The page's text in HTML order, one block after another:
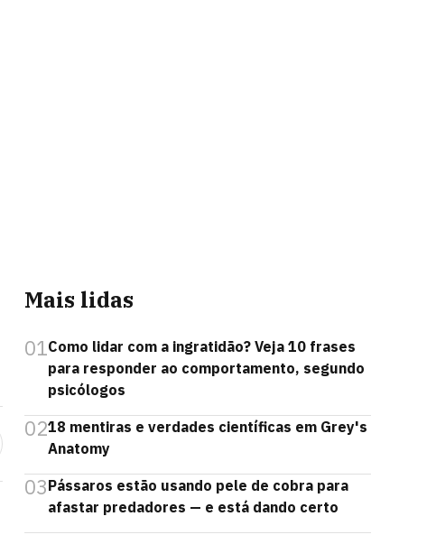
Mais lidas
01Como lidar com a ingratidão? Veja 10 frases
para responder ao comportamento, segundo
psicólogos
0218 mentiras e verdades científicas em Grey's
Anatomy
03Pássaros estão usando pele de cobra para
afastar predadores — e está dando certo